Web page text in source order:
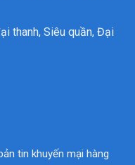
thanh, Siêu quần, Đại
tin khuyến mại hàng